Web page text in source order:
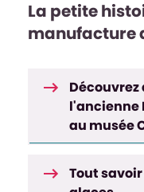
La petite
manufacture
Découvrez
l'ancienne
au musée
Tout